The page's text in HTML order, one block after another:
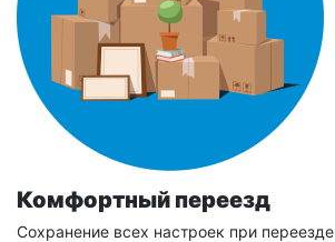
Комфортный переезд
Сохранение всех настроек при переезде